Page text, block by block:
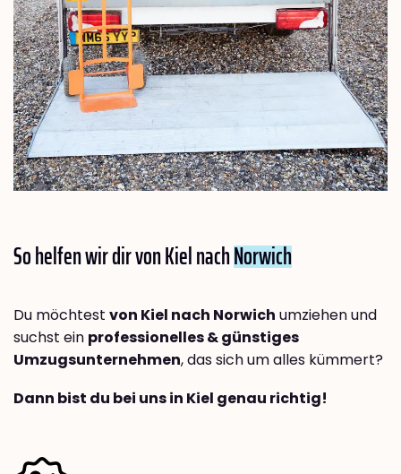
So helfen wir dir von Kiel nachNorwich
Du möchtest von Kiel nach Norwich umziehen und
suchst ein professionelles & günstiges
Umzugsunternehmen, das sich um alles kümmert?
Dann bist du bei uns in Kiel genau richtig!